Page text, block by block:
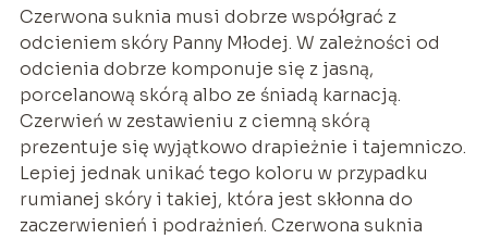
Czerwona suknia musi dobrze współgrać z
odcieniem skóry Panny Młodej. W zależności od
odcienia dobrze komponuje się z jasną,
porcelanową skórą albo ze śniadą karnacją.
Czerwień w zestawieniu z ciemną skórą
prezentuje się wyjątkowo drapieżnie i tajemniczo.
Lepiej jednak unikać tego koloru w przypadku
rumianej skóry i takiej, która jest skłonna do
zaczerwienień i podrażnień. Czerwona suknia